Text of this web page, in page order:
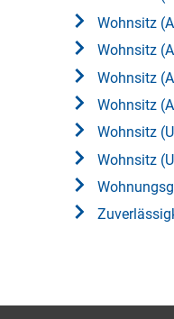
Wohnsitz
Wohnsitz
Wohnsitz
Wohnsitz
Wohnsitz
Wohnsitz